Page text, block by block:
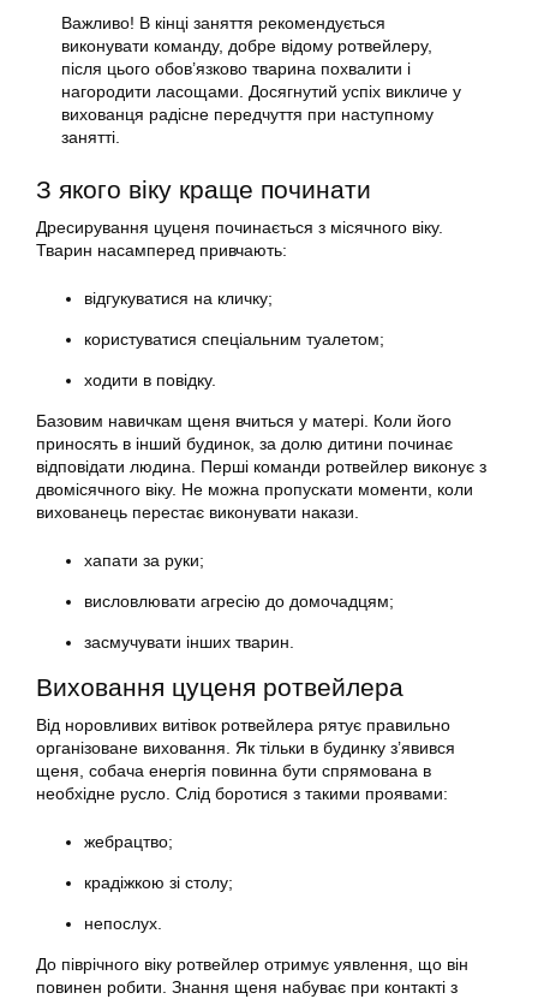
Важливо! В кінці заняття рекомендується
виконувати команду, добре відому ротвейлеру,
після цього обов’язково тварина похвалити і
нагородити ласощами. Досягнутий успіх викличе у
вихованця радісне передчуття при наступному
занятті.
З якого віку краще починати
Дресирування цуценя починається з місячного віку.
Тварин насамперед привчають:
відгукуватися на кличку;
користуватися спеціальним туалетом;
ходити в повідку.
Базовим навичкам щеня вчиться у матері. Коли його
приносять в інший будинок, за долю дитини починає
відповідати людина. Перші команди ротвейлер виконує з
двомісячного віку. Не можна пропускати моменти, коли
вихованець перестає виконувати накази.
хапати за руки;
висловлювати агресію до домочадцям;
засмучувати інших тварин.
Виховання цуценя ротвейлера
Від норовливих витівок ротвейлера рятує правильно
організоване виховання. Як тільки в будинку з’явився
щеня, собача енергія повинна бути спрямована в
необхідне русло. Слід боротися з такими проявами:
жебрацтво;
крадіжкою зі столу;
непослух.
До піврічного віку ротвейлер отримує уявлення, що він
повинен робити. Знання щеня набуває при контакті з